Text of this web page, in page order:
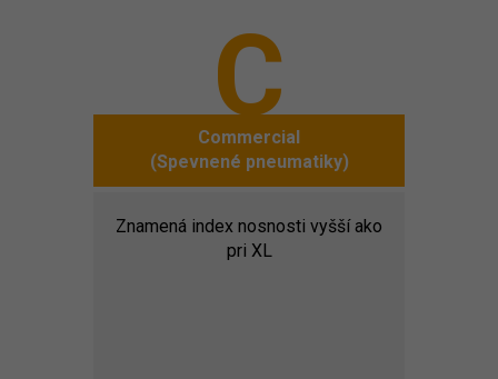
C
Commercial
(Spevnené pneumatiky)
Znamená index nosnosti vyšší ako
pri XL